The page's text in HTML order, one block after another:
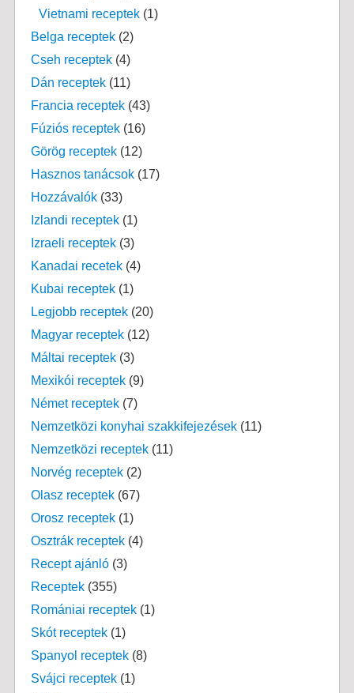
Vietnami receptek(1)
Belga receptek(2)
Cseh receptek(4)
Dán receptek(11)
Francia receptek(43)
Fúziós receptek(16)
Görög receptek(12)
Hasznos tanácsok(17)
Hozzávalók(33)
Izlandi receptek(1)
Izraeli receptek(3)
Kanadai recetek(4)
Kubai receptek(1)
Legjobb receptek(20)
Magyar receptek(12)
Máltai receptek(3)
Mexikói receptek(9)
Német receptek(7)
Nemzetközi konyhai szakkifejezések(11)
Nemzetközi receptek(11)
Norvég receptek(2)
Olasz receptek(67)
Orosz receptek(1)
Osztrák receptek(4)
Recept ajánló(3)
Receptek(355)
Romániai receptek(1)
Skót receptek(1)
Spanyol receptek(8)
Svájci receptek(1)